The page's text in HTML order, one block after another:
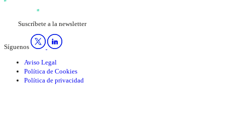
Suscríbete a la newsletter
Síguenos
Aviso Legal
Política de Cookies
Política de privacidad